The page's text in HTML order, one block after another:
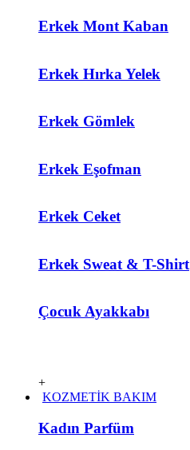
Erkek Mont Kaban
Erkek Hırka Yelek
Erkek Gömlek
Erkek Eşofman
Erkek Ceket
Erkek Sweat & T-Shirt
Çocuk Ayakkabı
+
KOZMETİK BAKIM
Kadın Parfüm